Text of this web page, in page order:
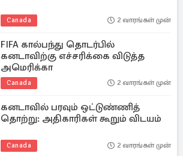
Canada 2 வாரங்கள் முன்
FIFA கால்பந்து தொடர்பில்
கனடாவிற்கு எச்சரிக்கை விடுத்த
அமெரிக்கா
Canada 2 வாரங்கள் முன்
கனடாவில் பரவும் ஒட்டுண்ணித்
தொற்று: அதிகாரிகள் கூறும் விடயம்
Canada 2 வாரங்கள் முன்